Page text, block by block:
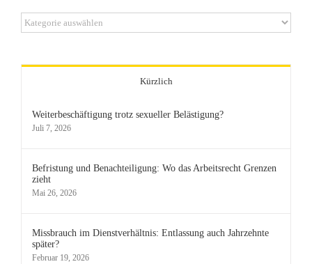
Kategorien
Kürzlich
Weiterbeschäftigung trotz sexueller Belästigung?
Juli 7, 2026
Befristung und Benachteiligung: Wo das Arbeitsrecht Grenzen
zieht
Mai 26, 2026
Missbrauch im Dienstverhältnis: Entlassung auch Jahrzehnte
später?
Februar 19, 2026